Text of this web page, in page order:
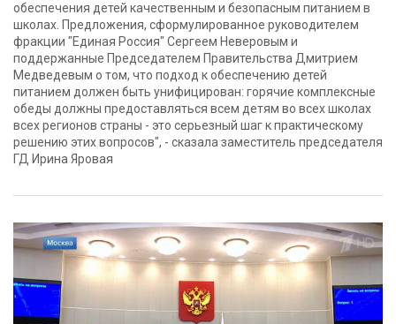
обеспечения детей качественным и безопасным питанием в
школах. Предложения, сформулированное руководителем
фракции "Единая Россия" Сергеем Неверовым и
поддержанные Председателем Правительства Дмитрием
Медведевым о том, что подход к обеспечению детей
питанием должен быть унифицирован: горячие комплексные
обеды должны предоставляться всем детям во всех школах
всех регионов страны - это серьезный шаг к практическому
решению этих вопросов", - сказала заместитель председателя
ГД Ирина Яровая